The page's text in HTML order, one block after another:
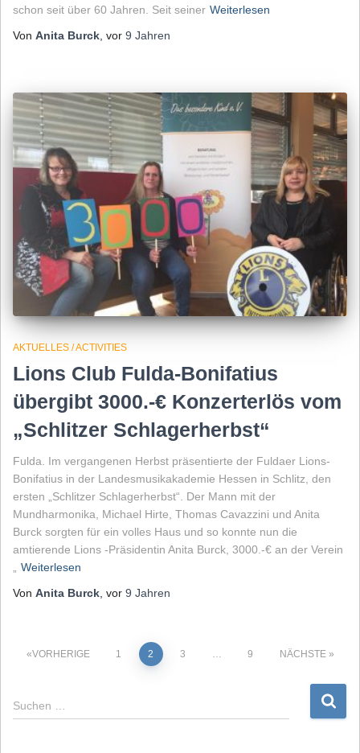
schon seit über 60 Jahren. Seit seiner Weiterlesen
Von Anita Burck, vor 9 Jahren
AKTUELLES / ACTIVITIES
Lions Club Fulda-Bonifatius
übergibt 3000.-€ Konzerterlös vom
„Schlitzer Schlagerherbst“
Fulda. Im vergangenen Herbst präsentierte der Fuldaer Lions-
Bonifatius in der Landesmusikakademie Hessen in Schlitz, den
ersten „Schlitzer Schlagerherbst“. Der Mann mit der
Mundharmonika, Michael Hirte, Thomas Cavazzini und Anita
Burck sorgten für ein volles Haus und so konnte nun die
amtierende Lions -Präsidentin Anita Burck, 3000.-€ an der Verein
Weiterlesen
Von Anita Burck , vor 9 Jahren
Seitennummerierung
der
VORHERIGE 1 2 3 9 NÄCHSTE
S
u
Suchen …